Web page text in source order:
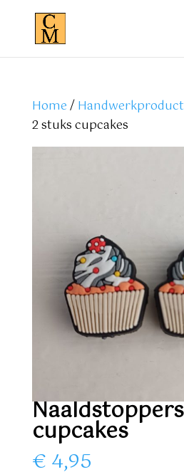
Home/
2 stuks cupcakes
cupcakes
€ 4,95